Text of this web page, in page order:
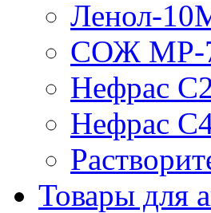
Ленол-
СОЖ МР-
Нефрас
Нефрас
Товары для